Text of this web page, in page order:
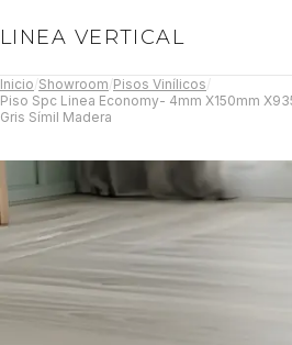
LINEA VERTICAL
Inicio Showroom Pisos Vinílicos
Piso Spc Linea Economy- 4mm X150mm
Gris Símil Madera